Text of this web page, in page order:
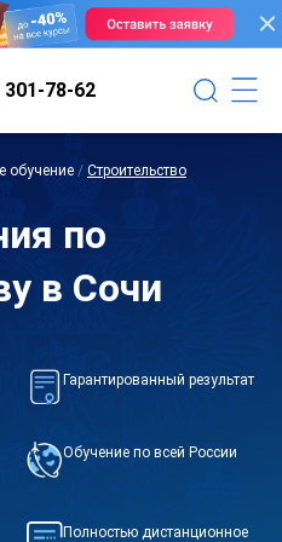
301-78-62
обучение / Строительство
по
в Сочи
Гарантированный результат
Обучение по всей России
Полностью дистанционное